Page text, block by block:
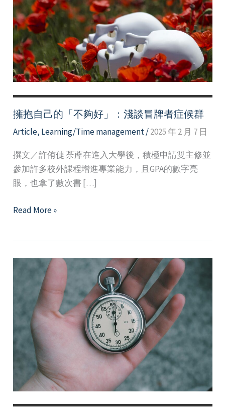
擁抱自己的「不夠好」：淺談冒牌者症候群
Article, Learning/Time management/2025 年 2 月 7 日
撰文／許侑倢 荼蘼在進入大學後，積極申請雙主修並
參加許多校外課程增進專業能力，且GPA的數字亮
眼，也拿了數次書 […]
擁
「不
夠
好」：
談
冒
症
候
Read More »